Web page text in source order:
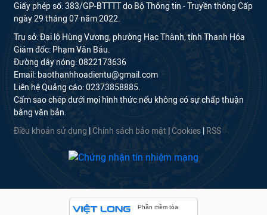
Giấy phép số: 383/GP-BTTTT do Bộ Thông tin - Truyền thông Cấp
ngày 29 tháng 07 năm 2022.
Trụ sở: Đại lộ Hùng Vương, phường Hạc Thành, tỉnh Thanh Hóa
Giám đốc: Phạm Văn Báu.
Đường dây nóng: 0822173636
Email: baothanhhoadientu@gmail.com
Liên hệ Quảng cáo: 02373858885.
Cấm sao chép dưới mọi hình thức nếu không có sự chấp thuận
bằng văn bản.
Điều khoản sử dụng Chính sách bảo mật Cookies RSS
Phần mềm tòa